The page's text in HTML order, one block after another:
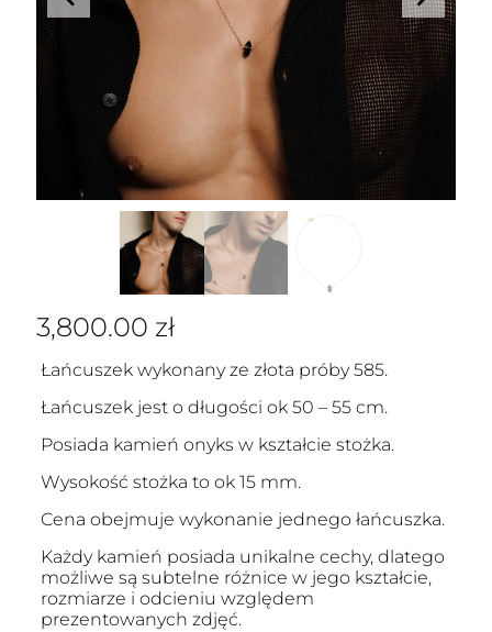
3,800.00 zł
Łańcuszek wykonany ze złota próby 585.
Łańcuszek jest o długości ok 50 – 55 cm.
Posiada kamień onyks w kształcie stożka.
Wysokość stożka to ok 15 mm.
Cena obejmuje wykonanie jednego łańcuszka.
Każdy kamień posiada unikalne cechy, dlatego
możliwe są subtelne różnice w jego kształcie,
rozmiarze i odcieniu względem
prezentowanych zdjęć.